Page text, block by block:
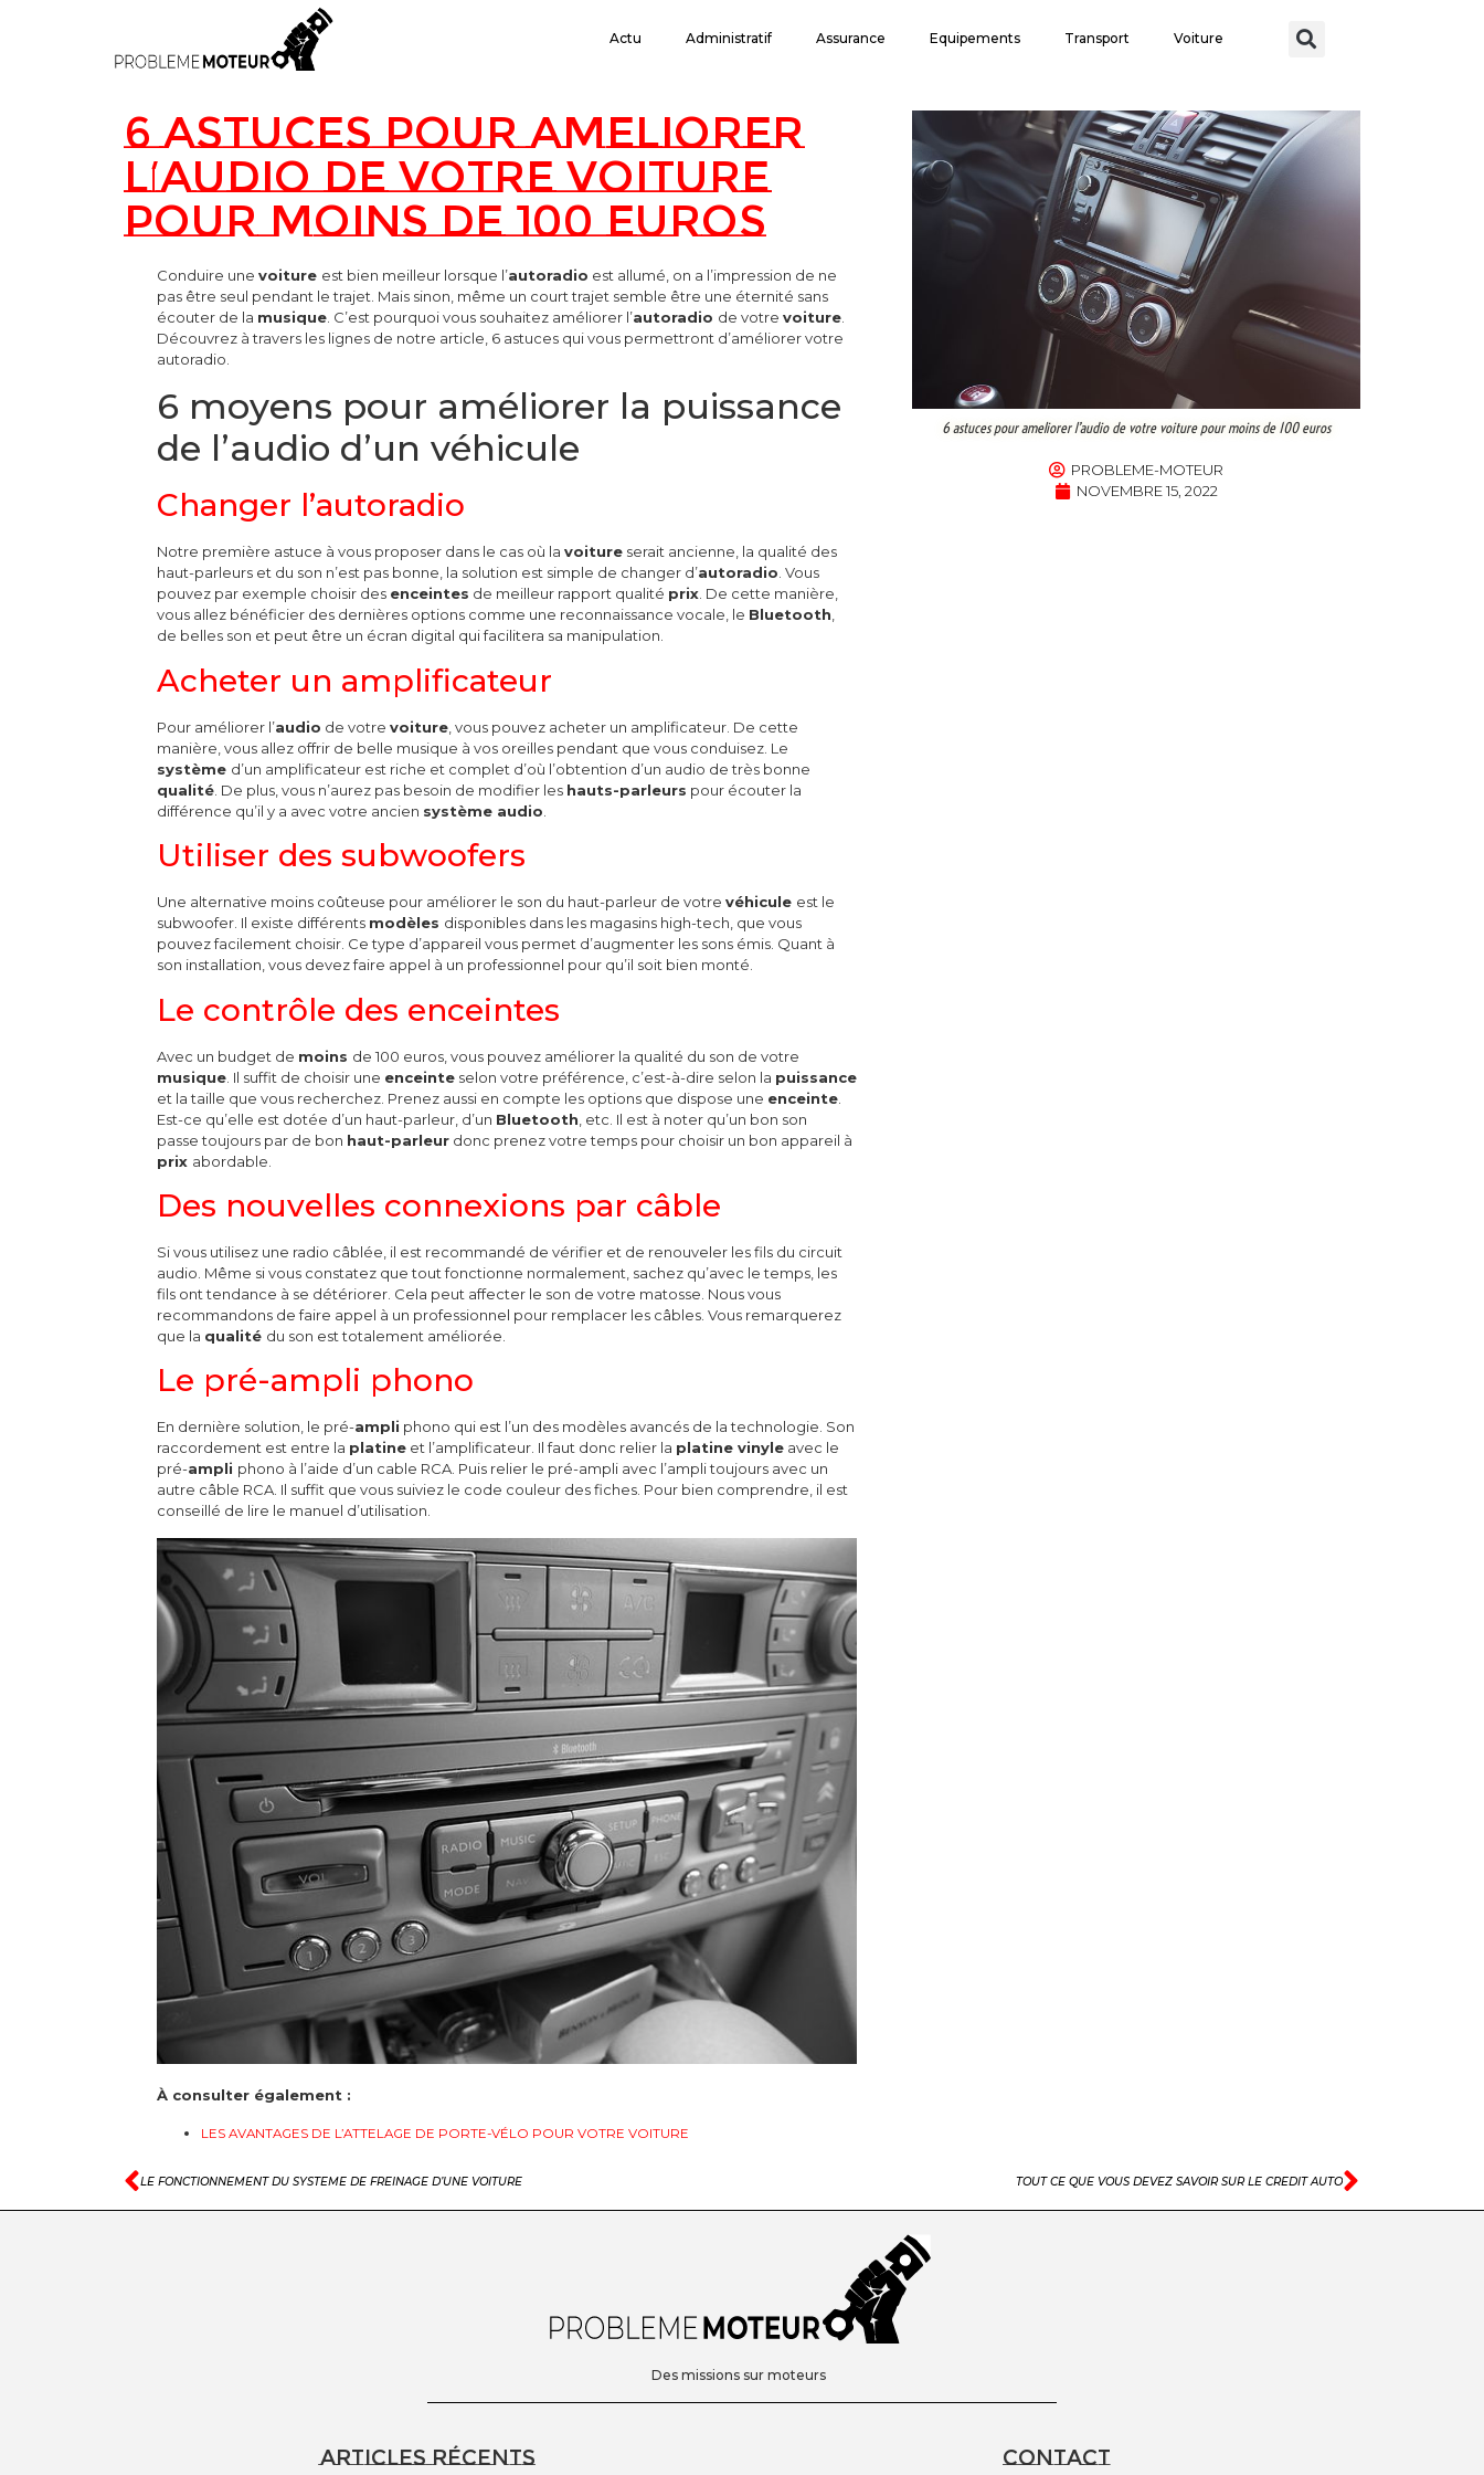
Actu Administratif Assurance Equipements Transport Voiture
6 astuces pour ameliorer
l’audio de votre voiture
pour moins de 100 euros
Conduire une voiture est bien meilleur lorsque l’autoradio est allumé, on a l’impression de ne
pas être seul pendant le trajet. Mais sinon, même un court trajet semble être une éternité sans
écouter de la musique . C’est pourquoi vous souhaitez améliorer l’autoradio de votre voiture
Découvrez à travers les lignes de notre article, 6 astuces qui vous permettront d’améliorer votre
autoradio.
6 moyens pour améliorer la puissance
de l’audio d’un véhicule
Changer l’autoradio
Notre première astuce à vous proposer dans le cas où la voiture serait ancienne, la qualité des
haut-parleurs et du son n’est pas bonne, la solution est simple de changer d’autoradio. Vous
pouvez par exemple choisir des enceintes de meilleur rapport qualité prix. De cette manière,
vous allez bénéficier des dernières options comme une reconnaissance vocale, le Bluetooth,
de belles son et peut être un écran digital qui facilitera sa manipulation.
Acheter un amplificateur
Pour améliorer l’audio de votre voiture , vous pouvez acheter un amplificateur. De cette
manière, vous allez offrir de belle musique à vos oreilles pendant que vous conduisez. Le
système d’un amplificateur est riche et complet d’où l’obtention d’un audio de très bonne
qualité De plus, vous n’aurez pas besoin de modifier les hauts-parleurs pour écouter la
différence qu’il y a avec votre ancien système audio
Utiliser des subwoofers
Une alternative moins coûteuse pour améliorer le son du haut-parleur de votre véhicule est le
subwoofer. Il existe différents modèles disponibles dans les magasins high-tech, que vous
pouvez facilement choisir. Ce type d’appareil vous permet d’augmenter les sons émis. Quant à
son installation, vous devez faire appel à un professionnel pour qu’il soit bien monté.
Le contrôle des enceintes
Avec un budget de moins de 100 euros, vous pouvez améliorer la qualité du son de votre
musique Il suffit de choisir une enceinte selon votre préférence, c’est-à-dire selon la puissance
et la taille que vous recherchez. Prenez aussi en compte les options que dispose une enceinte
Est-ce qu’elle est dotée d’un haut-parleur, d’un Bluetooth , etc. Il est à noter qu’un bon son
passe toujours par de bon haut-parleur donc prenez votre temps pour choisir un bon appareil à
prix abordable.
Des nouvelles connexions par câble
Si vous utilisez une radio câblée, il est recommandé de vérifier et de renouveler les fils du circuit
audio. Même si vous constatez que tout fonctionne normalement, sachez qu’avec le temps, les
fils ont tendance à se détériorer. Cela peut affecter le son de votre matosse. Nous vous
recommandons de faire appel à un professionnel pour remplacer les câbles. Vous remarquerez
que la qualité du son est totalement améliorée.
Le pré-ampli phono
En dernière solution, le pré-ampli phono qui est l’un des modèles avancés de la technologie. Son
raccordement est entre la platine et l’amplificateur. Il faut donc relier la platine vinyle avec le
pré-ampli phono à l’aide d’un cable RCA. Puis relier le pré-ampli avec l’ampli toujours avec un
autre câble RCA. Il suffit que vous suiviez le code couleur des fiches. Pour bien comprendre, il est
conseillé de lire le manuel d’utilisation.
À consulter également :
LES AVANTAGES DE L’ATTELAGE DE PORTE-VÉLO POUR VOTRE VOITURE
6 astuces pour ameliorer l’audio de votre voiture pour moins de 100 euros
PROBLEME-MOTEUR
NOVEMBRE 15, 2022
LE FONCTIONNEMENT DU SYSTEME DE FREINAGE D’UNE VOITURE TOUT CE QUE VOUS DEVEZ SAVOIR SUR LE CREDIT AUTO
Des missions sur moteurs
Articles récents Contact